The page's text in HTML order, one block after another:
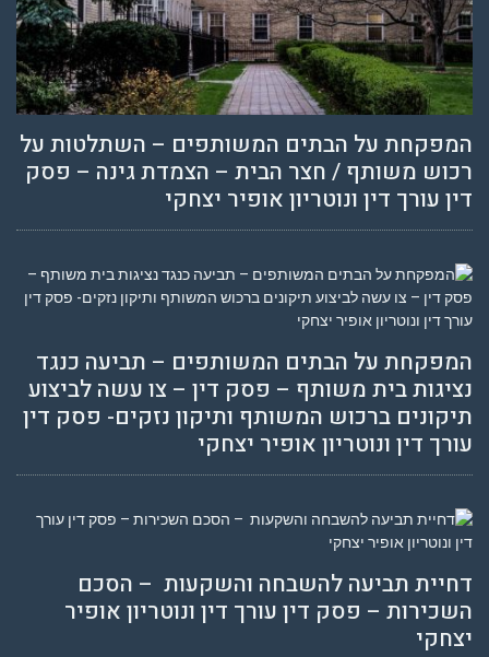
המפקחת על הבתים המשותפים – השתלטות על
רכוש משותף / חצר הבית – הצמדת גינה – פסק
דין עורך דין ונוטריון אופיר יצחקי
המפקחת על הבתים המשותפים – תביעה כנגד
נציגות בית משותף – פסק דין – צו עשה לביצוע
תיקונים ברכוש המשותף ותיקון נזקים- פסק דין
עורך דין ונוטריון אופיר יצחקי
דחיית תביעה להשבחה והשקעות – הסכם
השכירות – פסק דין עורך דין ונוטריון אופיר
יצחקי